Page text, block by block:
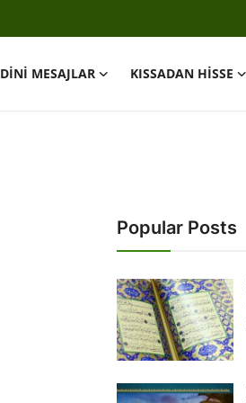
DİNİ MESAJLAR KISSADAN HİSSE
Popular Posts